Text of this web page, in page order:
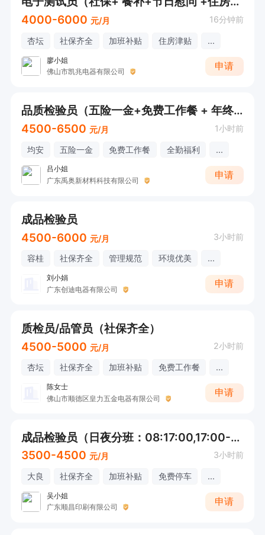
4000-6000 元/月 16分钟前
杏坛 社保齐全 加班补贴 住房津贴 ...
廖小姐
佛山市凯兆电器有限公司
申请
品质检验员（五险一金+免费工作餐 + 年终奖）
4500-6500 元/月 1小时前
均安 五险一金 免费工作餐 全勤福利 ...
吕小姐
广东禹奥新材料科技有限公司
申请
成品检验员
4500-6000 元/月 3小时前
容桂 社保齐全 管理规范 环境优美 ...
刘小娟
广东创迪电器有限公司
申请
质检员/品管员（社保齐全）
4500-5000 元/月 2小时前
杏坛 社保齐全 加班补贴 免费工作餐 ...
陈女士
佛山市顺德区皇力五金电器有限公司
申请
成品检验员（日夜分班：08:17:00,17:00-01:00）
3500-4500 元/月 3小时前
大良 社保齐全 加班补贴 免费停车 ...
吴小姐
广东顺昌印刷有限公司
申请